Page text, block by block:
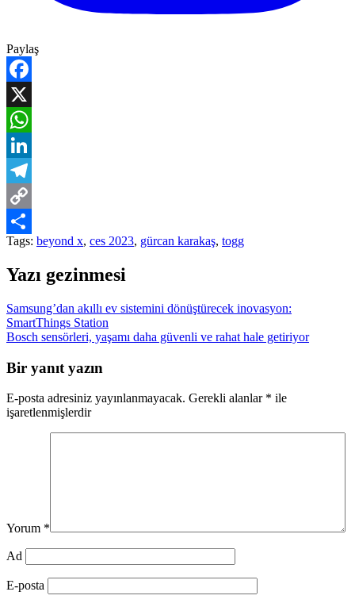
Paylaş
Facebook
X
WhatsApp
LinkedIn
Telegram
Copy
Link
Share
Tags: beyond x, ces 2023, gürcan karakaş, togg
Yazı gezinmesi
Samsung’dan akıllı ev sistemini dönüştürecek inovasyon:
SmartThings Station
Bosch sensörleri, yaşamı daha güvenli ve rahat hale getiriyor
Bir yanıt yazın
E-posta adresiniz yayınlanmayacak. Gerekli alanlar * ile
işaretlenmişlerdir
Yorum *
Ad
E-posta